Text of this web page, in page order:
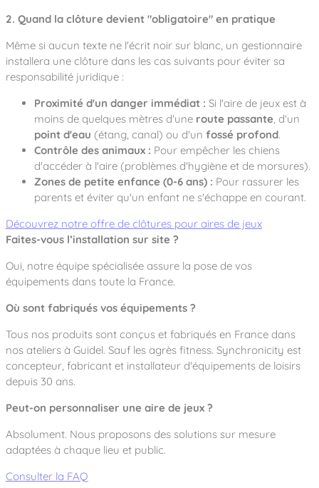
2. Quand la clôture devient "obligatoire" en pratique
Même si aucun texte ne l'écrit noir sur blanc, un gestionnaire
installera une clôture dans les cas suivants pour éviter sa
responsabilité juridique :
Proximité d'un danger immédiat : Si l'aire de jeux est à
moins de quelques mètres d'une route passante , d'un
point d'eau (étang, canal) ou d'un fossé profond.
Contrôle des animaux : Pour empêcher les chiens
d'accéder à l'aire (problèmes d'hygiène et de morsures).
Zones de petite enfance (0-6 ans) : Pour rassurer les
parents et éviter qu'un enfant ne s'échappe en courant.
Découvrez notre offre de clôtures pour aires de jeux
Faites-vous l’installation sur site ?
Oui, notre équipe spécialisée assure la pose de vos
équipements dans toute la France.
Où sont fabriqués vos équipements ?
Tous nos produits sont conçus et fabriqués en France dans
nos ateliers à Guidel. Sauf les agrès fitness. Synchronicity est
concepteur, fabricant et installateur d'équipements de loisirs
depuis 30 ans.
Peut-on personnaliser une aire de jeux ?
Absolument. Nous proposons des solutions sur mesure
adaptées à chaque lieu et public.
Consulter la FAQ